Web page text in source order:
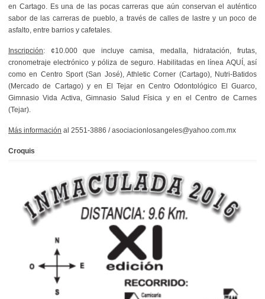
en Cartago. Es una de las pocas carreras que aún conservan el auténtico
sabor de las carreras de pueblo, a través de calles de lastre y un poco de
asfalto, entre barrios y cafetales.
Inscripción: ¢10.000 que incluye camisa, medalla, hidratación, frutas,
cronometraje electrónico y póliza de seguro. Habilitadas en línea AQUÍ, así
como en Centro Sport (San José), Athletic Corner (Cartago), Nutri-Batidos
(Mercado de Cartago) y en El Tejar en Centro Odontológico El Guarco,
Gimnasio Vida Activa, Gimnasio Salud Física y en el Centro de Carnes
(Tejar).
Más información al 2551-3886 / asociacionlosangeles@yahoo.com.mx
Croquis